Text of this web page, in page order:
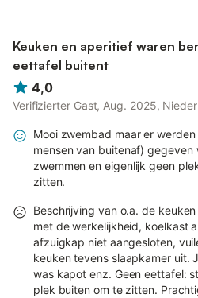
Keuken en aperitief waren
eettafel buitent
4,0
Verifizierter Gast, Aug. 2025,
Mooi zwembad maar er
mensen van buitenaf)
zwemmen en eigenlijk geen
zitten.
Beschrijving van o.a. de
met de werkelijkheid, koelkast
afzuigkap niet aangesloten,
keuken tevens slaapkamer uit.
was kapot enz. Geen eettafel:
plek buiten om te zitten.